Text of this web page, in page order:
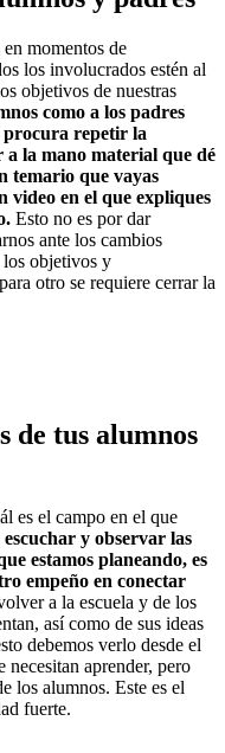
momentos de
los involucrados estén al
objetivos de nuestras
como a los padres
procura repetir la
a la mano material que dé
temario que vayas
video en el que expliques
Esto no es por dar
ante los cambios
los objetivos y
otro se requiere cerrar la
de tus alumnos
es el campo en el que
y observar las
estamos planeando, es
empeño en conectar
a la escuela y de los
así como de sus ideas
debemos verlo desde el
necesitan aprender, pero
los alumnos. Este es el
fuerte.